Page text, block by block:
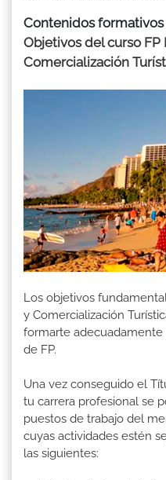
Contenidos formativos
Objetivos del curso FP
Comercialización
Los objetivos
y Comercialización
formarte
de FP.
Una vez conseguido el
tu carrera profesional se
puestos de trabajo del
cuyas actividades estén
las siguientes: